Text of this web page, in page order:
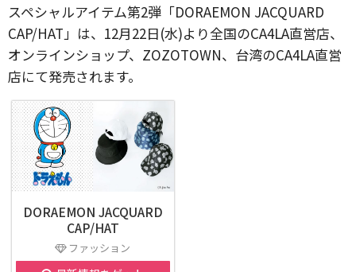
スペシャルアイテム第2弾「DORAEMON JACQUARD
CAP/HAT」は、12月22日(水)より全国のCA4LA直営店、
オンラインショップ、ZOZOTOWN、台湾のCA4LA直営
店にて発売されます。
DORAEMON JACQUARD
CAP/HAT
ファッション